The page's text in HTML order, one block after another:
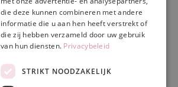
voorwaarden
Privacy & Cookie
policy
Disclaimer
die deze kunnen combineren met andere
informatie die u aan hen heeft verstrekt of
die zij hebben verzameld door uw gebruik
van hun diensten. Privacybeleid
STRIKT NOODZAKELIJK